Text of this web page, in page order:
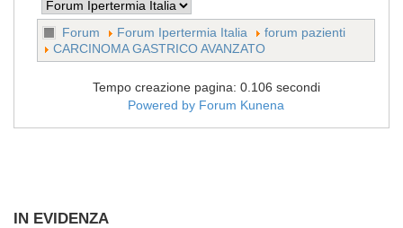
Forum Forum Ipertermia Italia
forum pazienti
CARCINOMA GASTRICO AVANZATO
Tempo creazione pagina: 0.106 secondi
Powered by Forum Kunena
IN EVIDENZA